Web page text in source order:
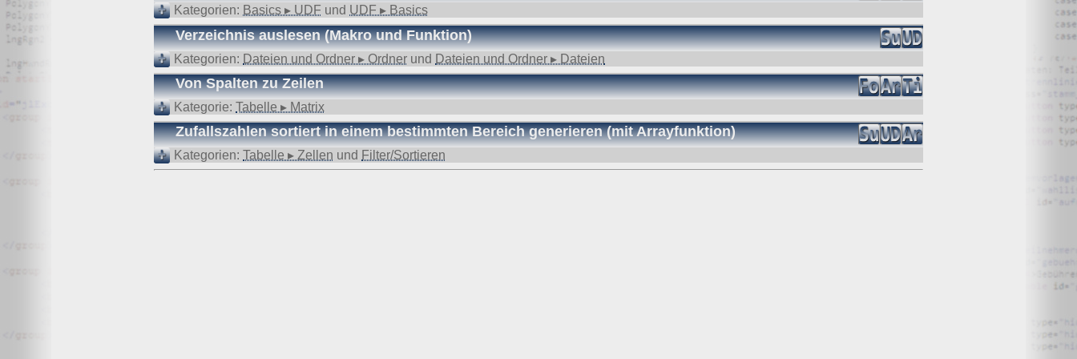
Wir, der Websitebetreiber bzw. Seitenprovider, erheben aufgrund unseres berechtigten Interesses (s. Art. 6 Abs. 1 lit. f. DSGVO) Daten über Zugriffe auf die Website und speichern diese
als „Server-Logfiles“ auf dem Server der Website ab. Folgende Daten werden so protokolliert:
Besuchte Website und besuchte Webseite
Uhrzeit zum Zeitpunkt des Zugriffes
Menge der gesendeten Daten in Byte
Quelle/Verweis, von welchem Sie auf die Seite gelangten
Verwendeter Browser
Verwendetes Betriebssystem
Verwendete IP-Adresse
Die Server-Logfiles werden für einige Zeit gespeichert und anschließend gelöscht. Dies liegt in der Zuständigkeit des Providers Strato AG, der Websitebetreiber nutzt diese Daten nicht.
DSGVO und Log-Daten: Welche Daten wir von Deinen Website-Besuchern erheben und warum
Kategorien: Basics ▸ UDF und UDF ▸ Basics
Verzeichnis auslesen (Makro und Funktion)
Kategorien: Dateien und Ordner ▸ Ordner und Dateien und Ordner ▸ Dateien
Von Spalten zu Zeilen
Kategorie: Tabelle ▸ Matrix
Zufallszahlen sortiert in einem bestimmten Bereich generieren (mit Arrayfunktion)
Kategorien: Tabelle ▸ Zellen und Filter/Sortieren